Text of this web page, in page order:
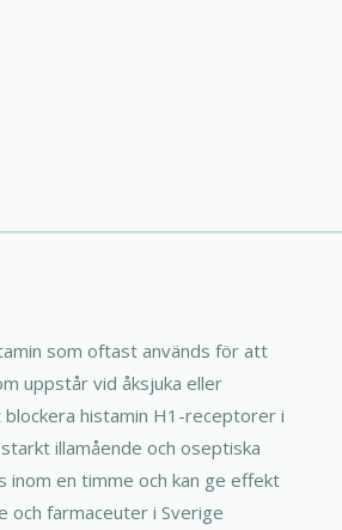
som oftast används för att
uppstår vid åksjuka eller
histamin H1-receptorer i
illamående och oseptiska
en timme och kan ge effekt
och farmaceuter i Sverige